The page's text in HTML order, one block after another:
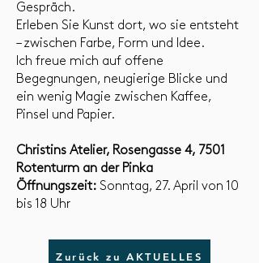
Gespräch.
Erleben Sie Kunst dort, wo sie entsteht
– zwischen Farbe, Form und Idee.
Ich freue mich auf offene
Begegnungen, neugierige Blicke und
ein wenig Magie zwischen Kaffee,
Pinsel und Papier.
Christins Atelier, Rosengasse 4, 7501
Rotenturm an der Pinka
Öffnungszeit: Sonntag, 27. April von 10
bis 18 Uhr
Zurück zu AKTUELLES